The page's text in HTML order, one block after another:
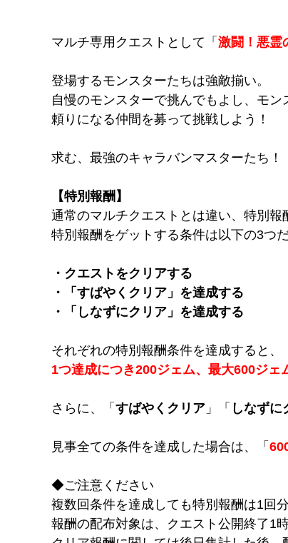
マルチ専用クエストとして「 激闘！悪霊
登場するモンスターたちは強敵揃い。
自慢のモンスターで挑んでもよし、モン
頼りになる仲間を募って挑戦しよう！
求む、最強のキャラバンマスターたち！
【特別報酬】
通常のマルチクエストとは違い、特別報
特別報酬をゲットする条件は以下の3つだ
・クエストをクリアする
・「すばやくクリア」を達成する
・「しなずにクリア」を達成する
それぞれの特別報酬条件を達成すると、
1つ達成につき200ジェム、最大600ジェ
さらに、「 すばやくクリア 」「 しなずに
見事全ての条件を達成した場合は、「
◆ご注意ください
複数回条件を達成しても特別報酬は1回
報酬の配布対象は、クエスト公開終了1